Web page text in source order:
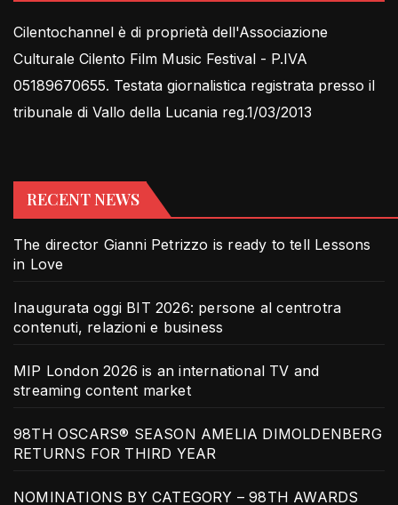
Cilentochannel è di proprietà dell'Associazione
Culturale Cilento Film Music Festival - P.IVA
05189670655. Testata giornalistica registrata presso il
tribunale di Vallo della Lucania reg.1/03/2013
RECENT NEWS
The director Gianni Petrizzo is ready to tell Lessons
in Love
Inaugurata oggi BIT 2026: persone al centrotra
contenuti, relazioni e business
MIP London 2026 is an international TV and
streaming content market
98TH OSCARS® SEASON AMELIA DIMOLDENBERG
RETURNS FOR THIRD YEAR
NOMINATIONS BY CATEGORY – 98TH AWARDS